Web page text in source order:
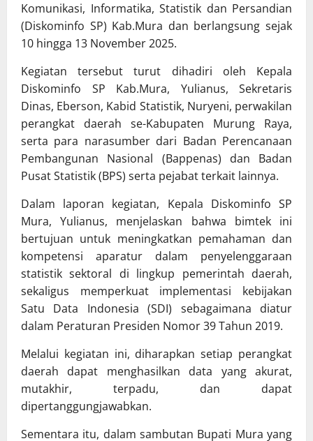
Komunikasi, Informatika, Statistik dan Persandian
(Diskominfo SP) Kab.Mura dan berlangsung sejak
10 hingga 13 November 2025.
Kegiatan tersebut turut dihadiri oleh Kepala
Diskominfo SP Kab.Mura, Yulianus, Sekretaris
Dinas, Eberson, Kabid Statistik, Nuryeni, perwakilan
perangkat daerah se-Kabupaten Murung Raya,
serta para narasumber dari Badan Perencanaan
Pembangunan Nasional (Bappenas) dan Badan
Pusat Statistik (BPS) serta pejabat terkait lainnya.
Dalam laporan kegiatan, Kepala Diskominfo SP
Mura, Yulianus, menjelaskan bahwa bimtek ini
bertujuan untuk meningkatkan pemahaman dan
kompetensi aparatur dalam penyelenggaraan
statistik sektoral di lingkup pemerintah daerah,
sekaligus memperkuat implementasi kebijakan
Satu Data Indonesia (SDI) sebagaimana diatur
dalam Peraturan Presiden Nomor 39 Tahun 2019.
Melalui kegiatan ini, diharapkan setiap perangkat
daerah dapat menghasilkan data yang akurat,
mutakhir, terpadu, dan dapat
dipertanggungjawabkan.
Sementara itu, dalam sambutan Bupati Mura yang